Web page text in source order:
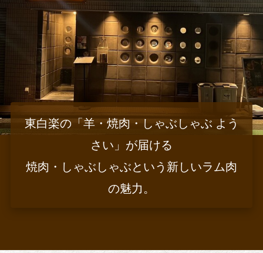
東白楽の「羊・焼肉・しゃぶしゃぶ よう
さい」が届ける
焼肉・しゃぶしゃぶという新しいラム肉
の魅力。